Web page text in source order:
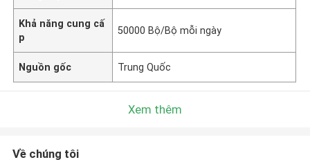
Khả năng cung cấ
p
50000 Bộ/Bộ mỗi ngày
Nguồn gốc Trung Quốc
Xem thêm
Về chúng tôi